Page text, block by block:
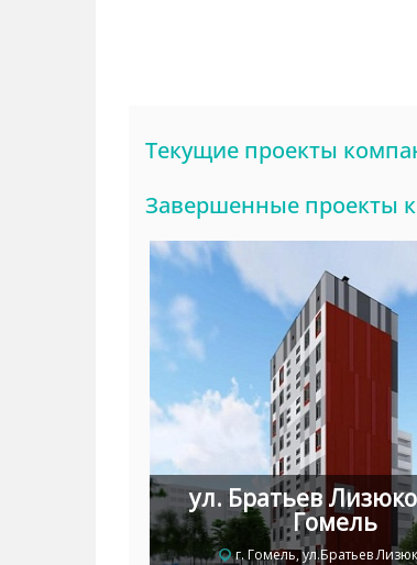
Текущие проекты
Завершенные проекты
ул. Братьев
Гомель
г. Гомель, ул.Братьев